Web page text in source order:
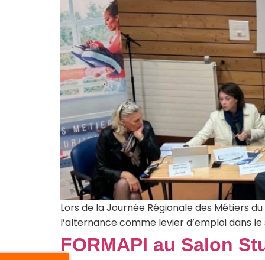
Lors de la Journée Régionale des Métiers
l’alternance comme levier d’emploi dans
FORMAPI au Salon